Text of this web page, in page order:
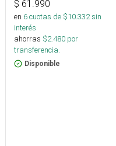
$ 61.990
en 6cuotas de $10.332sin
interés
ahorras $2.480 por
transferencia.
Disponible